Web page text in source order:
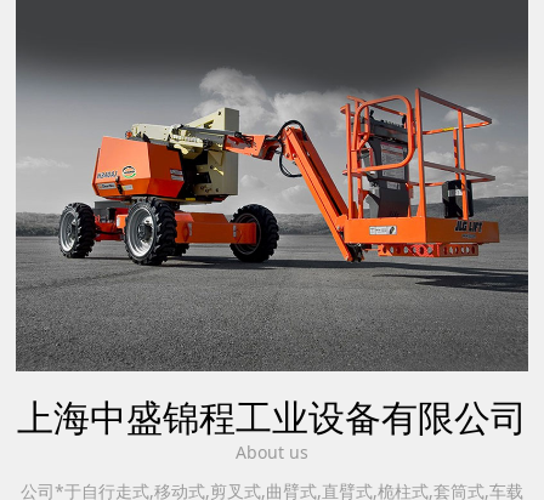
上海中盛锦程工业设备有限公司
About us
公司*于自行走式,移动式,剪叉式,曲臂式,直臂式,桅柱式,套筒式,车载